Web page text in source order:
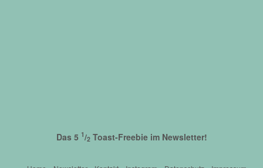
Das 5 1/2Toast-Freebie im Newsletter!